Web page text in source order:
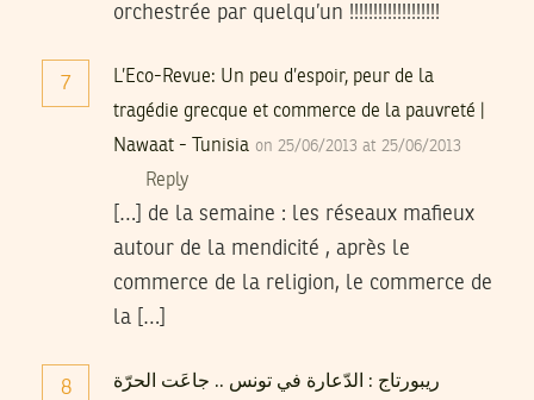
orchestrée par quelqu’un !!!!!!!!!!!!!!!!!!!
7
L’Eco-Revue: Un peu d’espoir, peur de la
tragédie grecque et commerce de la pauvreté |
Nawaat - Tunisia on 25/06/2013 at 25/06/2013
Reply
[…] de la semaine : les réseaux mafieux
autour de la mendicité , après le
commerce de la religion, le commerce de
la […]
8
ريبورتاج : الدّعارة في تونس .. جاعَت الحرّة